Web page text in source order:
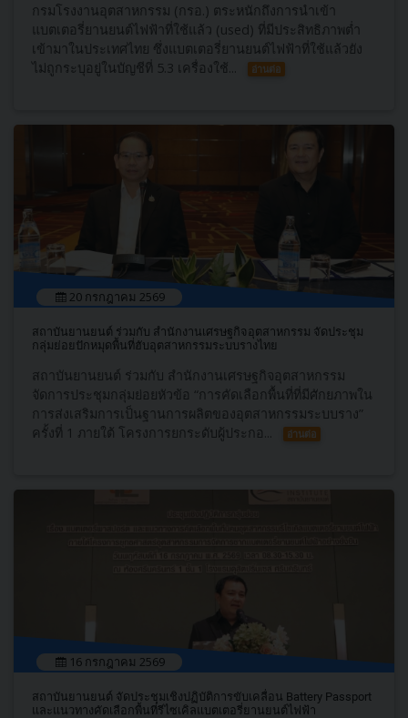
กรมโรงงานอุตสาหกรรม (กรอ.) ตระหนักถึงการนำเข้า
แบตเตอรี่ยานยนต์ไฟฟ้าที่ใช้แล้ว (used) ที่มีประสิทธิภาพต่ำ
เข้ามาในประเทศไทย ซึ่งแบตเตอรี่ยานยนต์ไฟฟ้าที่ใช้แล้วยัง
ไม่ถูกระบุอยู่ในบัญชีที่ 5.3 เครื่องใช้...
อ่านต่อ
20 กรกฎาคม 2569
สถาบันยานยนต์ ร่วมกับ สำนักงานเศรษฐกิจอุตสาหกรรม จัดประชุม
กลุ่มย่อยปักหมุดพื้นที่ฮับอุตสาหกรรมระบบรางไทย
สถาบันยานยนต์ ร่วมกับ สำนักงานเศรษฐกิจอุตสาหกรรม
จัดการประชุมกลุ่มย่อยหัวข้อ “การคัดเลือกพื้นที่ที่มีศักยภาพใน
การส่งเสริมการเป็นฐานการผลิตของอุตสาหกรรมระบบราง”
ครั้งที่ 1 ภายใต้ โครงการยกระดับผู้ประกอ...
อ่านต่อ
16 กรกฎาคม 2569
สถาบันยานยนต์ จัดประชุมเชิงปฏิบัติการขับเคลื่อน Battery Passport
และแนวทางคัดเลือกพื้นที่รีไซเคิลแบตเตอรี่ยานยนต์ไฟฟ้า